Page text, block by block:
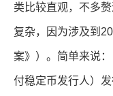
类比较直观，不多
复杂，因为涉及到
案》）。简单来说
付稳定币发行人）